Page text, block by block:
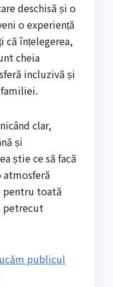
deschisă și o
o experiență
că înțelegerea,
cheia
incluzivă și
clar,
și
știe ce să facă
atmosferă
pentru toată
petrecut
publicul